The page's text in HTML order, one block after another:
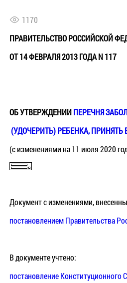
1170
ПРАВИТЕЛЬСТВОРОССИЙСКОЙ
ОТ 14 ФЕВРАЛЯ 2013 ГОДА N 117
ОБ УТВЕРЖДЕНИИПЕРЕЧНЯ
(УДОЧЕРИТЬ)РЕБЕНКА, ПРИНЯТЬ
(с изменениями на 11 июля 2020
Документ с изменениями,
постановлением Правительства
В документе учтено:
постановление Конституционного